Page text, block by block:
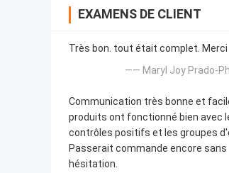
EXAMENS DE CLIENT
Très bon. tout était complet. Merci
—— Maryl Joy Prado-
Communication très bonne et
produits ont fonctionné bien avec
contrôles positifs et les groupes
Passerait commande encore sans
hésitation.